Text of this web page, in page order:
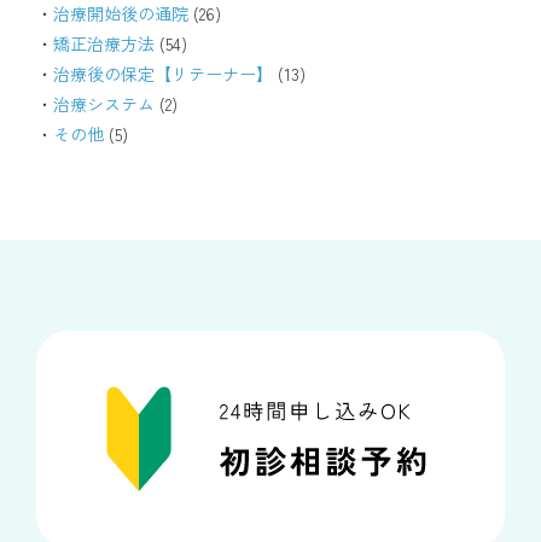
治療開始後の通院 (26)
矯正治療方法 (54)
治療後の保定【リテーナー】
(13)
治療システム (2)
その他 (5)